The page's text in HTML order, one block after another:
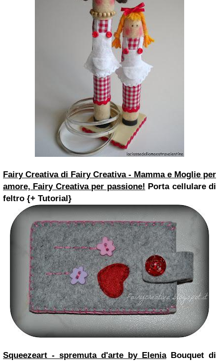
Fairy Creativa di Fairy Creativa - Mamma e Moglie per
amore, Fairy Creativa per passione! Porta cellulare di
feltro {+ Tutorial}
Squeezeart - spremuta d'arte by Elenia
Bouquet di